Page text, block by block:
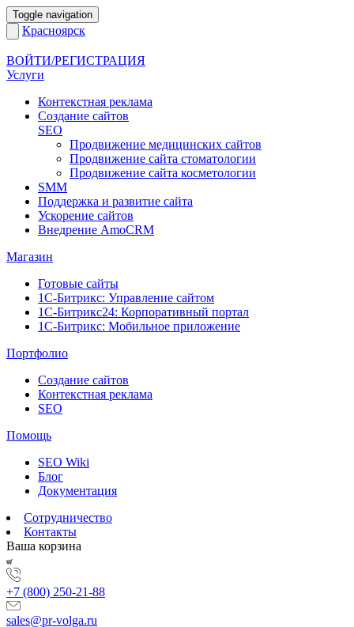
Toggle navigation
Красноярск
ВОЙТИ/РЕГИСТРАЦИЯ
Услуги
Контекстная реклама
Создание сайтов
SEO
Продвижение медицинских сайтов
Продвижение сайта стоматологии
Продвижение сайта косметологии
SMM
Поддержка и развитие сайта
Ускорение сайтов
Внедрение AmoCRM
Магазин
Готовые сайты
1С-Битрикс: Управление сайтом
1С-Битрикс24: Корпоративный портал
1С-Битрикс: Мобильное приложение
Портфолио
Создание сайтов
Контекстная реклама
SEO
Помощь
SEO Wiki
Блог
Документация
Сотрудничество
Контакты
Ваша корзина
+7 (800) 250-21-88
sales@pr-volga.ru